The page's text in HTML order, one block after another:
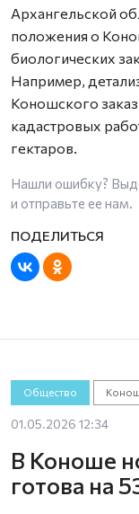
Архангельской
положения о
биологических
Например,
Коношского
кадастровых
гектаров.
Нашли ошибку?
и отправьте ее нам.
Общество
01.05.2026 12:34
В Коноше
готова на